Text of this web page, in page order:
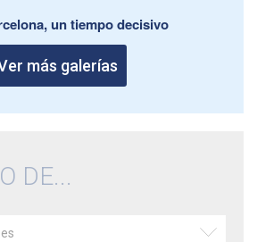
un tiempo decisivo
más galerías
DE...